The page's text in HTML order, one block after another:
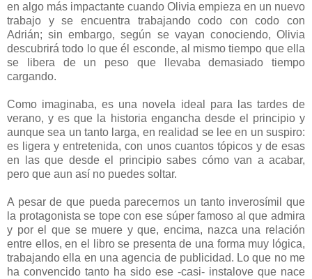
en algo más impactante cuando Olivia empieza en un nuevo
trabajo y se encuentra trabajando codo con codo con
Adrián; sin embargo, según se vayan conociendo, Olivia
descubrirá todo lo que él esconde, al mismo tiempo que ella
se libera de un peso que llevaba demasiado tiempo
cargando.
Como imaginaba, es una novela ideal para las tardes de
verano, y es que la historia engancha desde el principio y
aunque sea un tanto larga, en realidad se lee en un suspiro:
es ligera y entretenida, con unos cuantos tópicos y de esas
en las que desde el principio sabes cómo van a acabar,
pero que aun así no puedes soltar.
A pesar de que pueda parecernos un tanto inverosímil que
la protagonista se tope con ese súper famoso al que admira
y por el que se muere y que, encima, nazca una relación
entre ellos, en el libro se presenta de una forma muy lógica,
trabajando ella en una agencia de publicidad. Lo que no me
ha convencido tanto ha sido ese -casi- instalove que nace